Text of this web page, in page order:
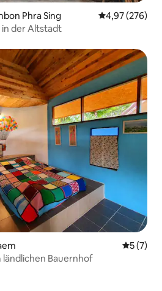
Phra Sing
4,97 (276)
in der Altstadt
5 (7)
ländlichen Bauernhof